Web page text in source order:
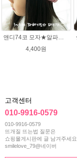
앤디74코 모자★알파카폴로 뜨개실 모자뜨개질 손뜨개
4,400원
고객센터
010-9916-0579
010-9916-0579
뜨개질 뜨는법 질문은
쇼핑몰게시판에 글 남겨주세요
smilelove_79@네이버